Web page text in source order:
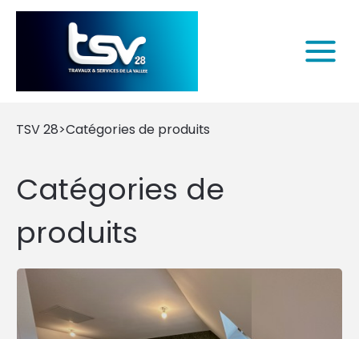
TSV 28>Catégories de produits
Catégories de
produits